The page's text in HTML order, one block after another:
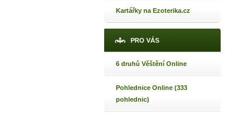
Kartářky na Ezoterika.cz
PRO VÁS
6 druhů Věštění Online
Pohlednice Online (333
pohlednic)